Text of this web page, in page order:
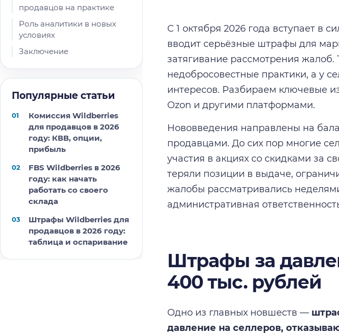
продавцов на практике
Роль аналитики в новых
условиях
Заключение
Популярные статьи
Комиссия Wildberries
для продавцов в 2026
году: КВВ, опции,
прибыль
FBS Wildberries в 2026
году: как начать
работать со своего
склада
Штрафы Wildberries для
продавцов в 2026 году:
таблица и оспаривание
С 1 октября 2026 года вступает в
вводит серьёзные штрафы для
затягивание рассмотрения
недобросовестные практики, а у
интересов. Разбираем ключевые
Ozon и другими платформами.
Нововведения направлены на
продавцами. До сих пор многие
участия в акциях со скидками за
теряли позиции в выдаче,
жалобы рассматривались
административная
Штрафы за
400 тыс. рублей
Одно из главных новшеств —
давление на селлеров,